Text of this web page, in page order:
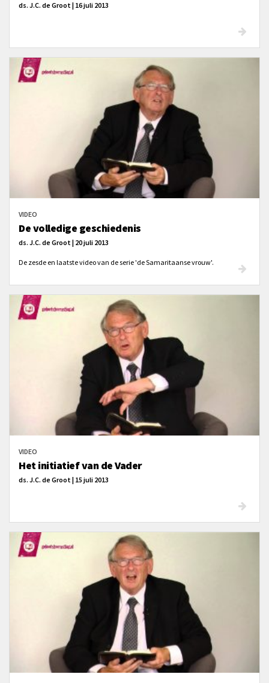
ds. J.C. de Groot | 16 juli 2013
VIDEO
De volledige geschiedenis
ds. J.C. de Groot | 20 juli 2013
De zesde en laatste video van de serie 'de Samaritaanse vrouw'.
VIDEO
Het initiatief van de Vader
ds. J.C. de Groot | 15 juli 2013